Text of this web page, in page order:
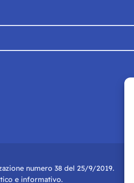
numero 38 del 25/9/2019.
e informativo.